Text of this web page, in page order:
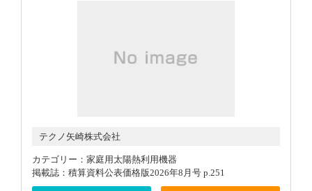
テクノ矢崎株式会社
カテゴリー：家庭用太陽熱利用機器
掲載誌：積算資料公表価格版2026年8月号 p.251